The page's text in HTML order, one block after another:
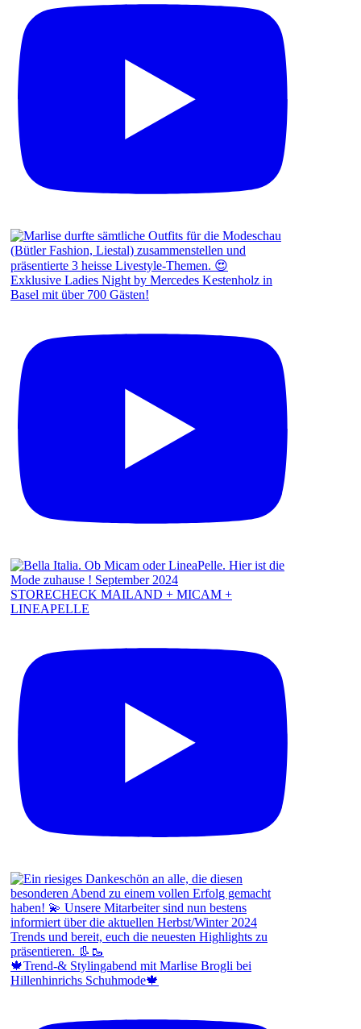
Exklusive Ladies Night by Mercedes Kestenholz in
Basel mit über 700 Gästen!
STORECHECK MAILAND + MICAM +
LINEAPELLE
🍁Trend-& Stylingabend mit Marlise Brogli bei
Hillenhinrichs Schuhmode🍁